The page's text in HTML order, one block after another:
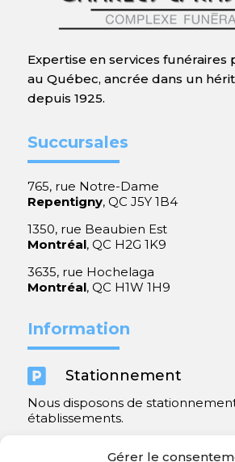
Gérer le
Expertise en services funéraires
au Québec, ancrée dans un
depuis 1925.
Succursales
765, rue Notre-Dame
Repentigny, QC J5Y 1B4
1350, rue Beaubien Est
Montréal, QC H2G 1K9
3635, rue Hochelaga
Montréal, QC H1W 1H9
Information
 Stationnement
Nous disposons de
établissements.